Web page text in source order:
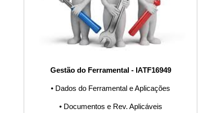
Gestão do Ferramental - IATF16949
• Dados do Ferramental e Aplicações
• Documentos e Rev. Aplicáveis
Procedimento,
POP, Fluxograma,
PDCA, Planilha,
Sistema S9000